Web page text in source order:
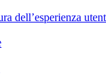
dell’esperienza